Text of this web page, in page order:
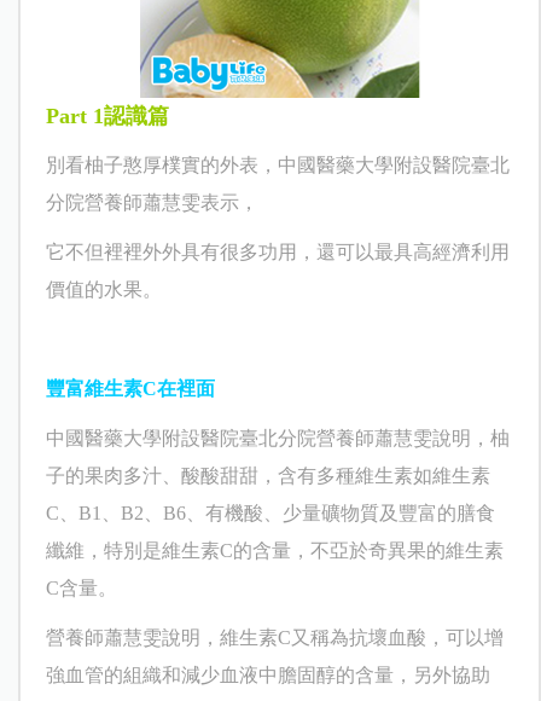
Part 1認識篇
別看柚子憨厚樸實的外表，中國醫藥大學附設醫院臺北
分院營養師蕭慧雯表示，
它不但裡裡外外具有很多功用，還可以最具高經濟利用
價值的水果。
豐富維生素C在裡面
中國醫藥大學附設醫院臺北分院營養師蕭慧雯說明，柚
子的果肉多汁、酸酸甜甜，含有多種維生素如維生素
C、B1、B2、B6、有機酸、少量礦物質及豐富的膳食
纖維，特別是維生素C的含量，不亞於奇異果的維生素
C含量。
營養師蕭慧雯說明，維生素C又稱為抗壞血酸，可以增
強血管的組織和減少血液中膽固醇的含量，另外協助